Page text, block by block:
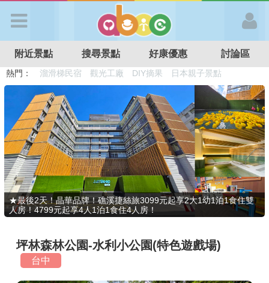
APP登入
首 頁
搜尋景點
好康優惠
最新消息
最新留言
附近景點 搜尋景點 好康優惠 討論區
熱門： 溜滑梯民宿 觀光工廠 DIY摘果
日本親子景點
特色遊戲場
親子住房優惠 台北親子餐廳 溫泉泡湯SPA
★最後2天！晶華品牌！礁溪捷絲旅3099元起享2大1幼1泊1食住雙
人房！4799元起享4人1泊1食住4人房！
坪林森林公園-水利小公園(特色遊戲場)
台中